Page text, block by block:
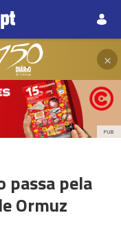
×
PUB
passa pela
Ormuz